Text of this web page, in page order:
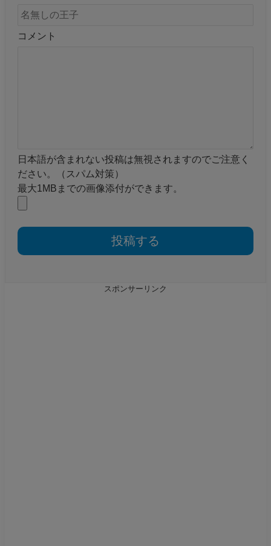
コメント
最大1MBまでの画像添付ができます。
日本語が含まれない投稿は無視されますのでご注意く
ださい。（スパム対策）
スポンサーリンク